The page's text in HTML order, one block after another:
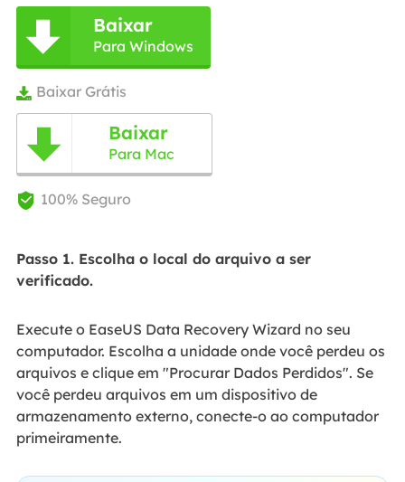
 Baixar
Para Windows
 Baixar Grátis
 Baixar
Para Mac
 100% Seguro
Passo 1. Escolha o local do arquivo a ser
verificado.
Execute o EaseUS Data Recovery Wizard no seu
computador. Escolha a unidade onde você perdeu os
arquivos e clique em "Procurar Dados Perdidos". Se
você perdeu arquivos em um dispositivo de
armazenamento externo, conecte-o ao computador
primeiramente.